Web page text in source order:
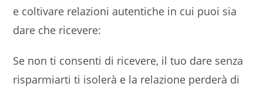
e coltivare relazioni autentiche in cui puoi sia
dare che ricevere:
Se non ti consenti di ricevere, il tuo dare senza
risparmiarti ti isolerà e la relazione perderà di